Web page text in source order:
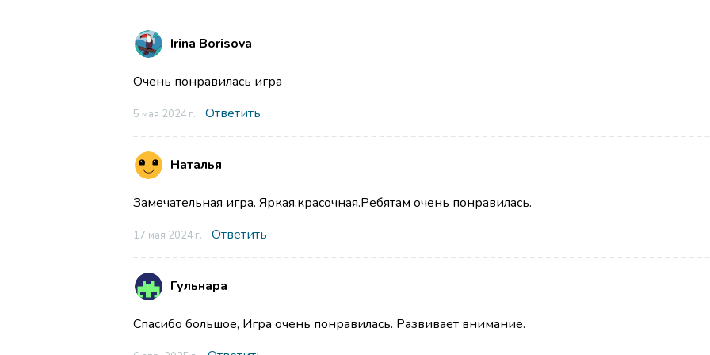
Irina Borisova
Очень понравилась игра
5 мая 2024 г. Ответить
Наталья
Замечательная игра. Яркая,красочная.Ребятам очень понравилась.
17 мая 2024 г. Ответить
Гульнара
Спасибо большое, Игра очень понравилась. Развивает внимание.